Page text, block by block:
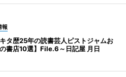
報
キタ歴25年の読書芸人ピストジャムお
書店10選】File.6～日記屋 月日